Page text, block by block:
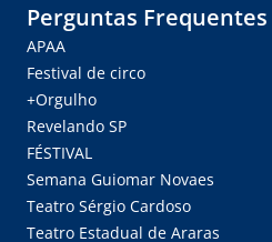
Perguntas Frequentes
APAA
Festival de circo
+Orgulho
Revelando SP
FÉSTIVAL
Semana Guiomar Novaes
Teatro Sérgio Cardoso
Teatro Estadual de Araras